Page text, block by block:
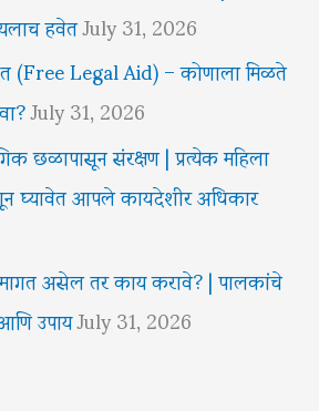
हवेतJuly 31, 2026
(Free Legal Aid) – कोणाला मिळते
July 31, 2026
छळापासून संरक्षण | प्रत्येक महिला
घ्यावेत आपले कायदेशीर अधिकार
असेल तर काय करावे? | पालकांचे
उपायJuly 31, 2026